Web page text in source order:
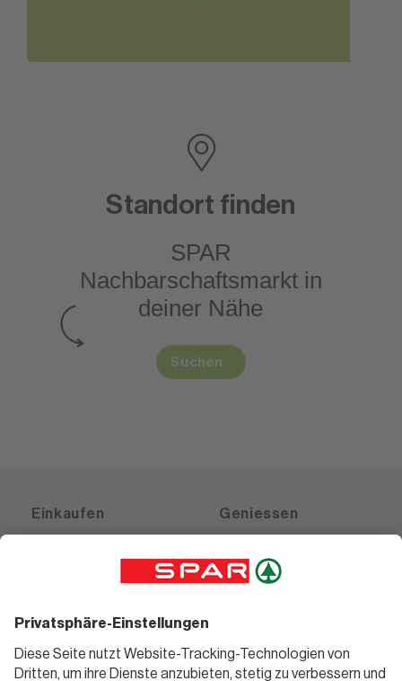
Standort finden
SPAR
Nachbarschaftsmarktin
deiner Nähe
Suchen
Einkaufen
Gutscheine
Geniessen
Weinwelt
Bierwelt